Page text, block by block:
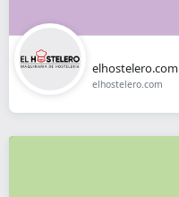
elhostelero.com
elhostelero.com